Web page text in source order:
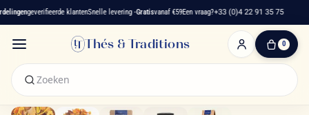
geverifieerde klantenSnelle levering -Gratisvanaf €59Een vraag?+33 (0)4 22 91 35 75
Thés & Traditions 0
0